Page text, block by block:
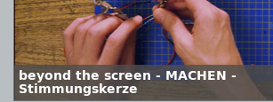
beyond the screen - MACHEN -
Stimmungskerze